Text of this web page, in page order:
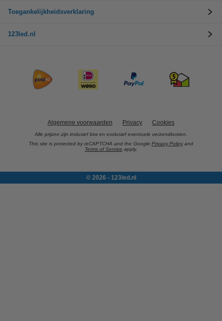
Toegankelijkheidsverklaring
123led.nl
Algemene voorwaarden Privacy Cookies
Alle prijzen zijn inclusief btw en exclusief eventuele verzendkosten.
This site is protected by reCAPTCHA and the Google Privacy Policy and
Terms of Service apply.
© 2026 - 123led.nl